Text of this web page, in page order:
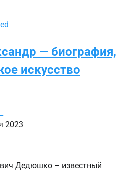
— биография,
искусство
2023
Дедюшко – известный